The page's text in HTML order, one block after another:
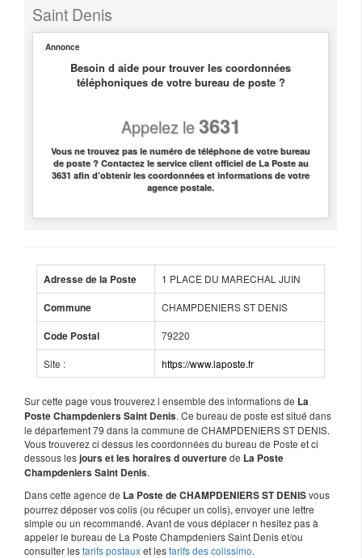
Saint Denis
Annonce
Besoin d aide pour trouver les coordonnées
téléphoniques de votre bureau de poste ?
Appelez le3631
Vous ne trouvez pas le numéro de téléphone de votre bureau
de poste ? Contactez le service client officiel de La Poste au
3631 afin d’obtenir les coordonnées et informations de votre
agence postale.
Adresse de la Poste 1 PLACE DU MARECHAL JUIN
Commune CHAMPDENIERS ST DENIS
Code Postal 79220
Site : https://www.laposte.fr
Sur cette page vous trouverez l ensemble des informations de La
Poste Champdeniers Saint Denis. Ce bureau de poste est situé dans
le département 79 dans la commune de CHAMPDENIERS ST DENIS.
Vous trouverez ci dessus les coordonnées du bureau de Poste et ci
dessous lesjours et les horaires d ouverturede La Poste
Champdeniers Saint Denis.
Dans cette agence de La Poste de CHAMPDENIERS ST DENISvous
pourrez déposer vos colis (ou récuper un colis), envoyer une lettre
simple ou un recommandé. Avant de vous déplacer n hesitez pas à
appeler le bureau de La Poste Champdeniers Saint Denis et/ou
consulter lestarifs postauxet lestarifs des colissimo.